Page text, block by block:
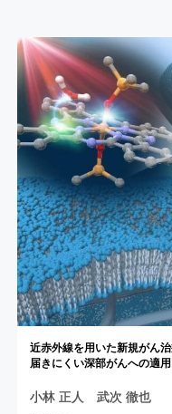
近赤外線を用いた新規がん
届きにくい深部がんへの適
小林 正人 武次 徹也